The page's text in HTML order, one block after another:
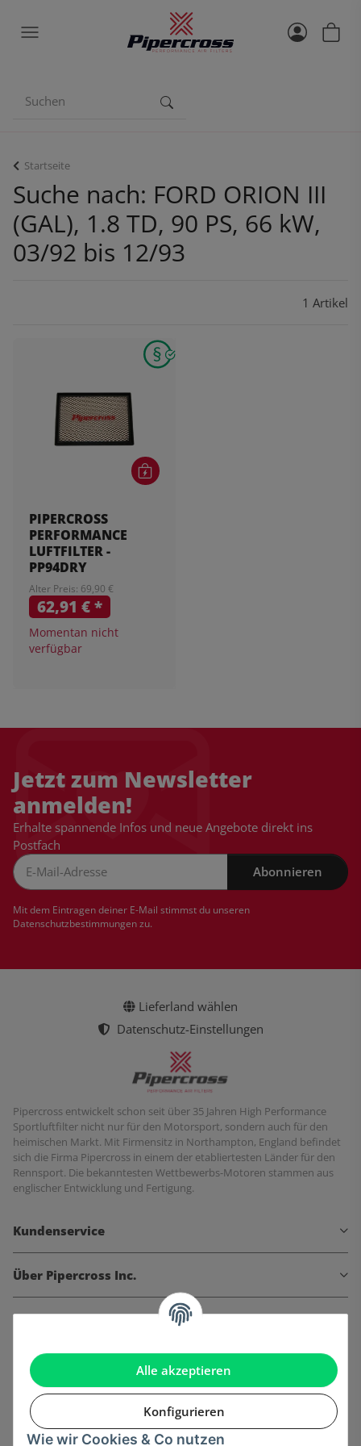
Alle akzeptieren
Konfigurieren
Wie wir Cookies & Co nutzen
Startseite
Suche nach: FORD ORION III
(GAL), 1.8 TD, 90 PS, 66 kW,
03/92 bis 12/93
1 Artikel
PIPERCROSS
PERFORMANCE
LUFTFILTER -
PP94DRY
Alter Preis: 69,90 €
62,91 €*
Momentan nicht
verfügbar
Jetzt zum Newsletter
anmelden!
Erhalte spannende Infos und neue Angebote direkt ins
Postfach
Abonnieren
Mit dem Eintragen deiner E-Mail stimmst du unseren
Datenschutzbestimmungenzu.
Lieferland wählen
Datenschutz-Einstellungen
Pipercross entwickelt schon seit über 35 Jahren High Performance
Sportluftfilter nicht nur für den Motorsport, sondern auch für den
heimischen Markt. Mit Firmensitz in Northampton, England befindet
sich die Firma Pipercross in einem der etabliertesten Länder für den
Rennsport. Die bekanntesten Wettbewerbs-Motoren stammen aus
englischer Entwicklung und Fertigung.
Kundenservice
Über Pipercross Inc.
Informationen
Gesetzliche Informationen